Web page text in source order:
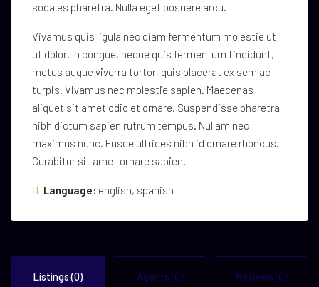
sodales pharetra. Nulla eget posuere arcu.
Vivamus quis ligula nec diam fermentum molestie ut
ut dolor. In congue, neque quis fermentum tincidunt,
metus augue viverra tortor, quis placerat ex sem ac
turpis. Vivamus nec molestie sapien. Maecenas
aliquet sit amet odio et ornare. Suspendisse pharetra
nibh dictum sapien rutrum tempus. Nullam nec
maximus nunc. Fusce ultrices nibh id ornare rhoncus.
Curabitur sit amet ornare sapien.
Language: english, spanish
Listings (0) Agents (0) Reviews (0)